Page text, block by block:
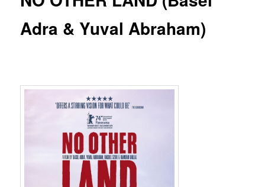
Adra & Yuval Abraham)